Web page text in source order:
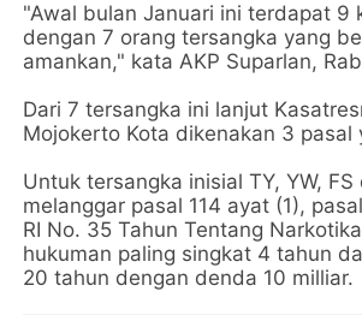
"Awal bulan Januari ini terdapat 9
dengan 7 orang tersangka yang
amankan," kata AKP Suparlan,
Dari 7 tersangka ini lanjut
Mojokerto Kota dikenakan 3 pasal
Untuk tersangka inisial TY, YW, FS
melanggar pasal 114 ayat (1),
RI No. 35 Tahun Tentang
hukuman paling singkat 4 tahun
20 tahun dengan denda 10 milliar.